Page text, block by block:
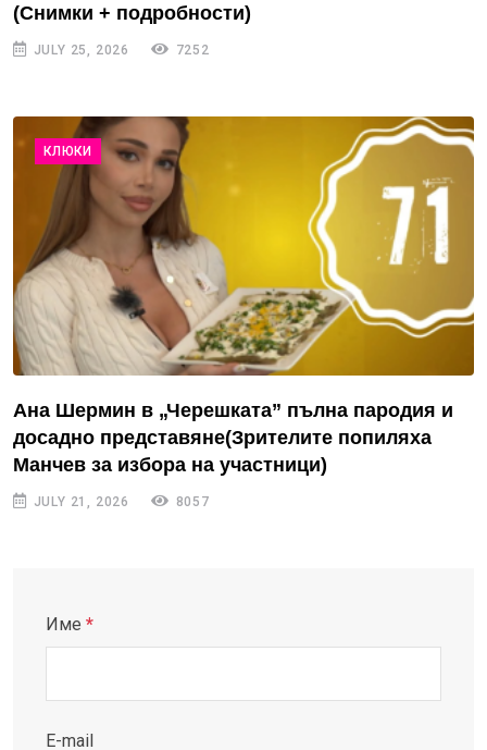
(Снимки + подробности)
JULY 25, 2026 7252
КЛЮКИ
Ана Шермин в „Черешката” пълна пародия и
досадно представяне(Зрителите попиляха
Манчев за избора на участници)
JULY 21, 2026 8057
Име *
E-mail